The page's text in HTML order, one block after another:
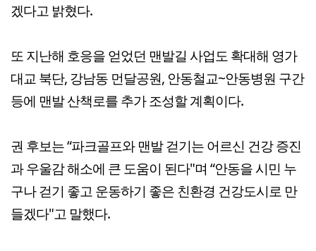
겠다고 밝혔다.
또 지난해 호응을 얻었던 맨발길 사업도 확대해 영가
대교 북단, 강남동 먼달공원, 안동철교~안동병원 구간
등에 맨발 산책로를 추가 조성할 계획이다.
권 후보는 “파크골프와 맨발 걷기는 어르신 건강 증진
과 우울감 해소에 큰 도움이 된다"며 “안동을 시민 누
구나 걷기 좋고 운동하기 좋은 친환경 건강도시로 만
들겠다"고 말했다.